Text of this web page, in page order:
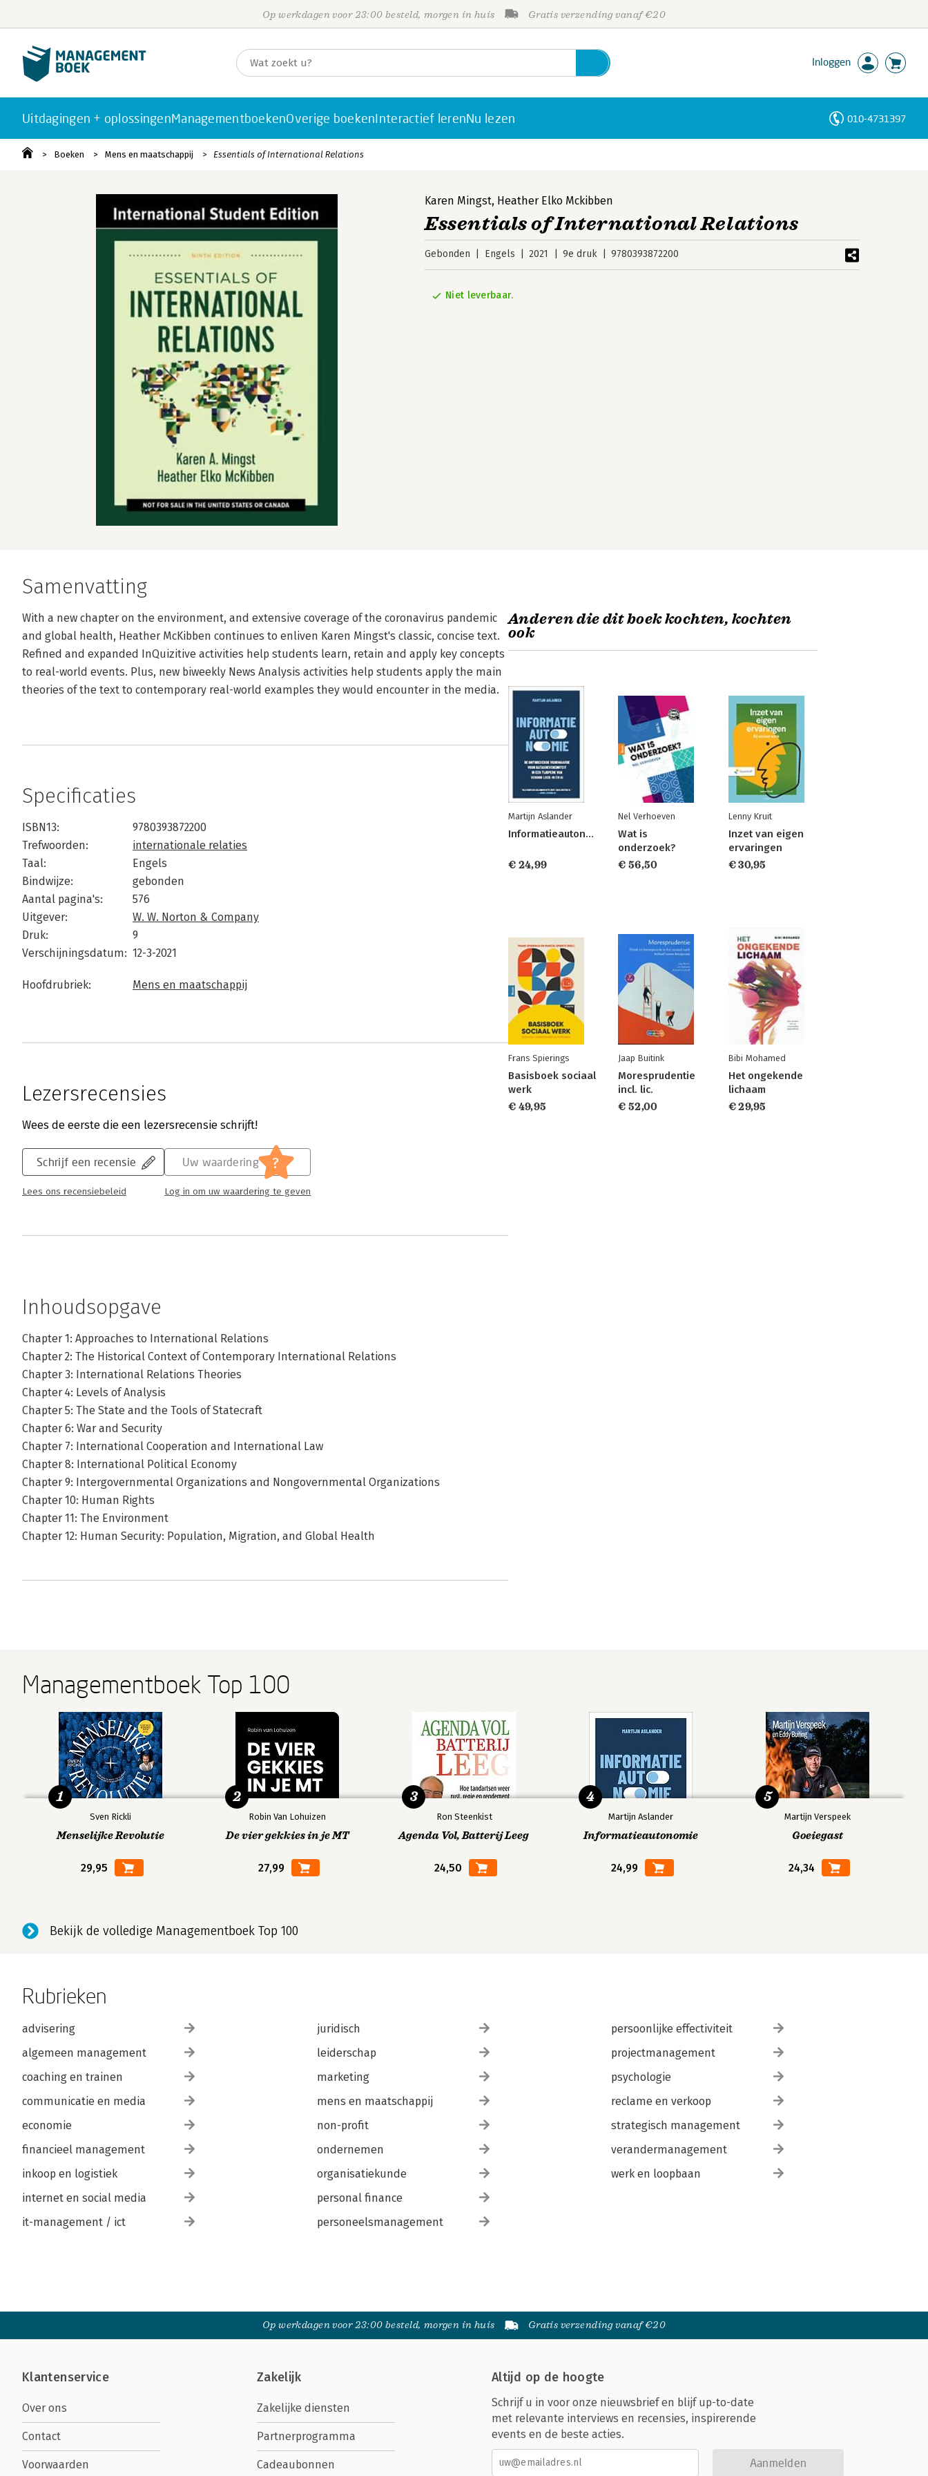
Op werkdagen voor 23:00 besteld, morgen in huis Gratis verzending vanaf €20
Inloggen
Uitdagingen + oplossingenManagementboekenOverige boekenInteractief lerenNu lezen 010-4731397
Boeken Mens en maatschappij Essentials of International Relations
Karen Mingst, Heather Elko Mckibben
Essentials of International Relations
Gebonden Engels 2021 9e druk 9780393872200
Niet leverbaar.
Samenvatting
With a new chapter on the environment, and extensive coverage of the coronavirus pandemic
and global health, Heather McKibben continues to enliven Karen Mingst's classic, concise text.
Refined and expanded InQuizitive activities help students learn, retain and apply key concepts
to real-world events. Plus, new biweekly News Analysis activities help students apply the main
theories of the text to contemporary real-world examples they would encounter in the media.
Specificaties
ISBN13:
9780393872200
Trefwoorden:
internationale relaties
Taal:
Engels
Bindwijze:
gebonden
Aantal pagina's:
576
Uitgever:
W. W. Norton & Company
Druk:
9
Verschijningsdatum: 12-3-2021
Hoofdrubriek: Mens en maatschappij
Lezersrecensies
Wees de eerste die een lezersrecensie schrijft!
Schrijf een recensie
Lees ons recensiebeleid
Uw waardering ?
Log in om uw waardering te geven
Inhoudsopgave
Chapter 1: Approaches to International Relations
Chapter 2: The Historical Context of Contemporary International Relations
Chapter 3: International Relations Theories
Chapter 4: Levels of Analysis
Chapter 5: The State and the Tools of Statecraft
Chapter 6: War and Security
Chapter 7: International Cooperation and International Law
Chapter 8: International Political Economy
Chapter 9: Intergovernmental Organizations and Nongovernmental Organizations
Chapter 10: Human Rights
Chapter 11: The Environment
Chapter 12: Human Security: Population, Migration, and Global Health
Anderen die dit boek kochten, kochten
ook
Martijn Aslander
Informatieautonomie
€ 24,99
Nel Verhoeven
Wat is
onderzoek?
€ 56,50
Lenny Kruit
Inzet van eigen
ervaringen
€ 30,95
Frans Spierings
Basisboek sociaal
werk
€ 49,95
Jaap Buitink
Moresprudentie
incl. lic.
€ 52,00
Bibi Mohamed
Het ongekende
lichaam
€ 29,95
Managementboek Top 100
Sven Rickli
Menselijke Revolutie
29,95
1
Robin Van Lohuizen
De vier gekkies in je MT
27,99
2
Ron Steenkist
Agenda Vol, Batterij Leeg
24,50
3
Martijn Aslander
Informatieautonomie
24,99
4
Martijn Verspeek
Goeiegast
24,34
5
Bekijk de volledige Managementboek Top 100
Rubrieken
advisering
algemeen management
coaching en trainen
communicatie en media
economie
financieel management
inkoop en logistiek
internet en social media
it-management / ict
juridisch
leiderschap
marketing
mens en maatschappij
non-profit
ondernemen
organisatiekunde
personal finance
personeelsmanagement
persoonlijke effectiviteit
projectmanagement
psychologie
reclame en verkoop
strategisch management
verandermanagement
werk en loopbaan
Op werkdagen voor 23:00 besteld, morgen in huis Gratis verzending vanaf €20
Klantenservice
Over ons
Contact
Voorwaarden
Zakelijk
Zakelijke diensten
Partnerprogramma
Cadeaubonnen
Altijd op de hoogte
Schrijf u in voor onze nieuwsbrief en blijf up-to-date
met relevante interviews en recensies, inspirerende
events en de beste acties.
Aanmelden
Personen